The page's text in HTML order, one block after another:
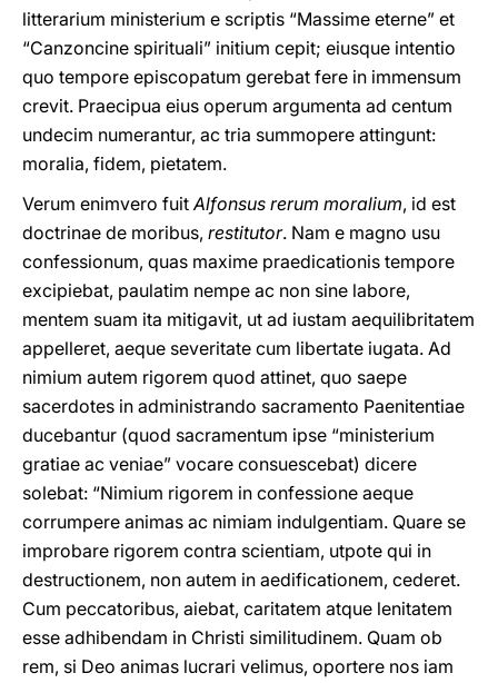
litterarium ministerium e scriptis “Massime eterne” et
“Canzoncine spirituali” initium cepit; eiusque intentio
quo tempore episcopatum gerebat fere in immensum
crevit. Praecipua eius operum argumenta ad centum
undecim numerantur, ac tria summopere attingunt:
moralia, fidem, pietatem.
Verum enimvero fuitAlfonsus rerum moralium, id est
doctrinae de moribus, restitutor. Nam e magno usu
confessionum, quas maxime praedicationis tempore
excipiebat, paulatim nempe ac non sine labore,
mentem suam ita mitigavit, ut ad iustam aequilibritatem
appelleret, aeque severitate cum libertate iugata. Ad
nimium autem rigorem quod attinet, quo saepe
sacerdotes in administrando sacramento Paenitentiae
ducebantur (quod sacramentum ipse “ministerium
gratiae ac veniae” vocare consuescebat) dicere
solebat: “Nimium rigorem in confessione aeque
corrumpere animas ac nimiam indulgentiam. Quare se
improbare rigorem contra scientiam, utpote qui in
destructionem, non autem in aedificationem, cederet.
Cum peccatoribus, aiebat, caritatem atque lenitatem
esse adhibendam in Christi similitudinem. Quam ob
rem, si Deo animas lucrari velimus, oportere nos iam